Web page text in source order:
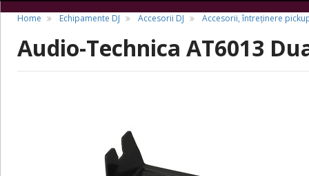
echipamente
pro-
Home Echipamente DJ Accesorii DJ Accesorii, întreținere
Audio-Technica AT6013